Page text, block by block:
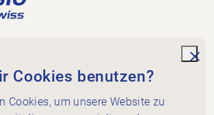
Cookies benutzen?
Cookies, um unsere Website zu